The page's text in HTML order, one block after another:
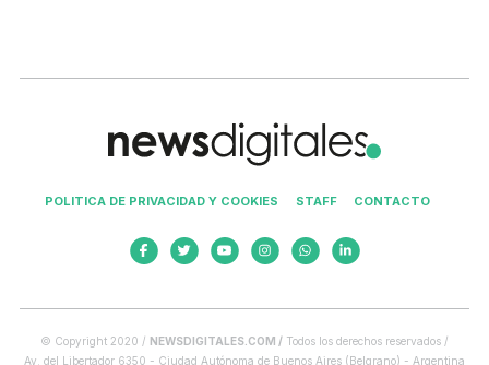
POLITICA DE PRIVACIDAD Y COOKIES STAFF CONTACTO
© Copyright 2020 / NEWSDIGITALES.COM / Todos los derechos reservados /
Av. del Libertador 6350 - Ciudad Autónoma de Buenos Aires (Belgrano) - Argentina